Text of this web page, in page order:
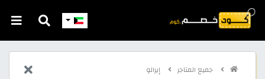
جميع المتاجر إيرالو